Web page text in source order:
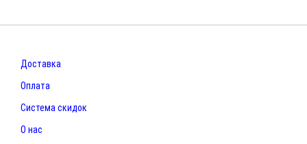
Доставка
Оплата
Система скидок
О нас